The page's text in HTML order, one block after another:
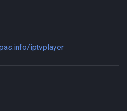
iptvplayer